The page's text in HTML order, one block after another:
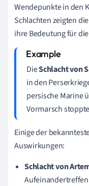
Wendepunkte in den
Schlachten zeigten
ihre Bedeutung für
DieSchlacht von
in den
persische Marine
Vormarsch
Einige der
Auswirkungen:
Schlacht von